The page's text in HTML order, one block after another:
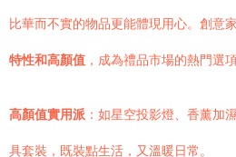
比華而不實的物品更能體現用心。創意
特性和高顏值 ，成為禮品市場的熱門選項
高顏值實用派 ：如星空投影燈、香薰加
具套裝，既裝點生活，又溫暖日常。